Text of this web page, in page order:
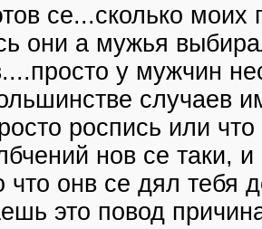
се...сколько
они а мужья
у мужчин
случаев
роспись или
нов се таки,
что онв се дял тебя
это повод